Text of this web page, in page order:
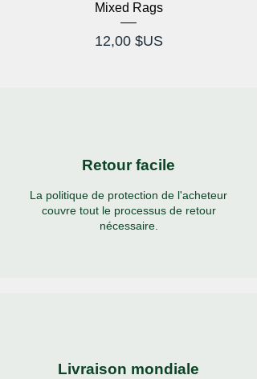
Mixed Rags
Prix
12,00 $US
Retour facile
La politique de protection de l'acheteur
couvre tout le processus de retour
nécessaire.
Livraison mondiale